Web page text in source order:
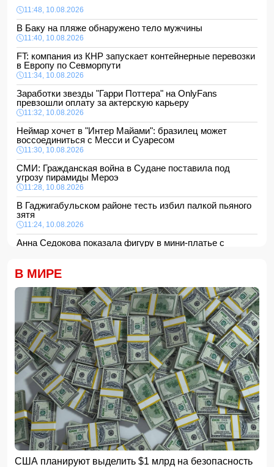
11:48, 10.08.2026
В Баку на пляже обнаружено тело мужчины
11:40, 10.08.2026
FT: компания из КНР запускает контейнерные перевозки
в Европу по Севморпути
11:34, 10.08.2026
Заработки звезды "Гарри Поттера" на OnlyFans
превзошли оплату за актерскую карьеру
11:32, 10.08.2026
Неймар хочет в "Интер Майами": бразилец может
воссоединиться с Месси и Суаресом
11:30, 10.08.2026
СМИ: Гражданская война в Судане поставила под
угрозу пирамиды Мероэ
11:28, 10.08.2026
В Гаджигабульском районе тесть избил палкой пьяного
зятя
11:24, 10.08.2026
Анна Седокова показала фигуру в мини-платье с
В Сабирабадском районе 59-летний мужчина погиб от
удара электрическим током
11:20, 10.08.2026
12 человек погибли и 8 пропали в результате оползней и
наводнений на Филиппинах- ФОТО/ВИДЕО
11:16, 10.08.2026
Ильхам Алиев поблагодарил Масуда Пезешкиана-
ФОТО
11:08, 10.08.2026
Asia Times: Украине грозит крах из-за дефицита
вооружения у США
11:00, 10.08.2026
Искусственный интеллект: разрушение, созидание и
создатель
10:48, 10.08.2026
В МИРЕ
США планируют выделить $1 млрд на безопасность